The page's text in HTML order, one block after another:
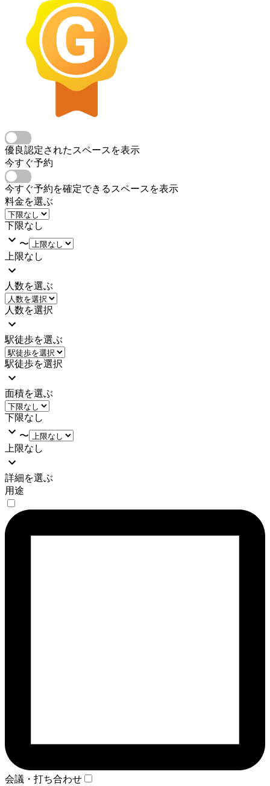
優良認定されたスペースを表示
今すぐ予約
今すぐ予約を確定できるスペースを表示
料金を選ぶ
下限なし
〜
上限なし
人数を選ぶ
人数を選択
駅徒歩を選ぶ
駅徒歩を選択
面積を選ぶ
下限なし
〜
上限なし
詳細を選ぶ
用途
会議・打ち合わせ